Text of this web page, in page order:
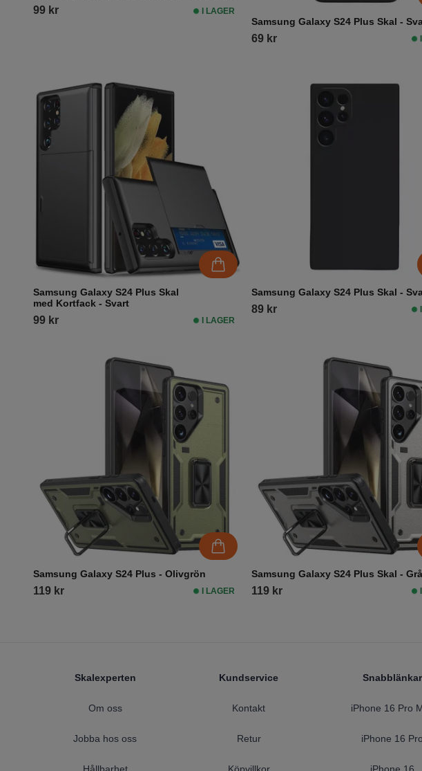
99 kr I LAGER
Samsung Galaxy S24 Plus Skal -
69 kr
Samsung Galaxy S24 Plus Skal
med Kortfack - Svart
99 kr I LAGER
Samsung Galaxy S24 Plus Skal -
89 kr
Samsung Galaxy S24 Plus - Olivgrön
119 kr I LAGER
Samsung Galaxy S24 Plus Skal - Grå
119 kr
Skalexperten
Om oss
Jobba hos oss
Kundservice
Kontakt
Retur
Snabblänkar
iPhone 16 Pro
iPhone 16 Pro